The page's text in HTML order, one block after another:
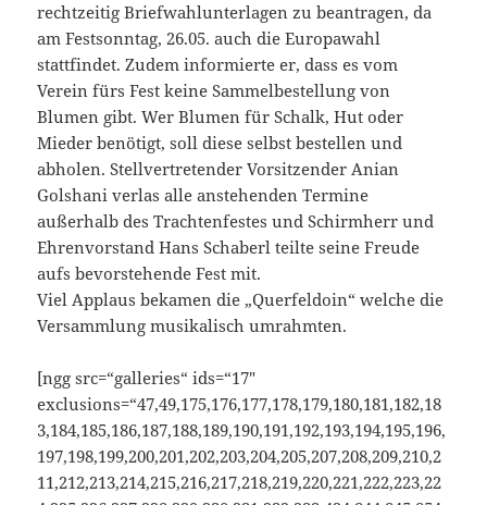
rechtzeitig Briefwahlunterlagen zu beantragen, da
am Festsonntag, 26.05. auch die Europawahl
stattfindet. Zudem informierte er, dass es vom
Verein fürs Fest keine Sammelbestellung von
Blumen gibt. Wer Blumen für Schalk, Hut oder
Mieder benötigt, soll diese selbst bestellen und
abholen. Stellvertretender Vorsitzender Anian
Golshani verlas alle anstehenden Termine
außerhalb des Trachtenfestes und Schirmherr und
Ehrenvorstand Hans Schaberl teilte seine Freude
aufs bevorstehende Fest mit.
Viel Applaus bekamen die „Querfeldoin“ welche die
Versammlung musikalisch umrahmten.
[ngg src=“galleries“ ids=“17″
exclusions=“47,49,175,176,177,178,179,180,181,182,18
3,184,185,186,187,188,189,190,191,192,193,194,195,196,
197,198,199,200,201,202,203,204,205,207,208,209,210,2
11,212,213,214,215,216,217,218,219,220,221,222,223,22